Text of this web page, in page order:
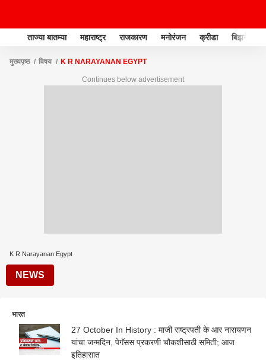
ताज्या बातम्या महाराष्ट्र राजकारण मनोरंजन क्रीडा बिझनेस
मुख्यपृष्ठ विषय K R NARAYANAN EGYPT
Continues below advertisement
K R Narayanan Egypt
NEWS
भारत
27 October In History : माजी राष्ट्रपती के आर नारायणन
यांचा जन्मदिन, पेगॅसस प्रकरणी चौकशीसाठी समिती; आज
इतिहासात